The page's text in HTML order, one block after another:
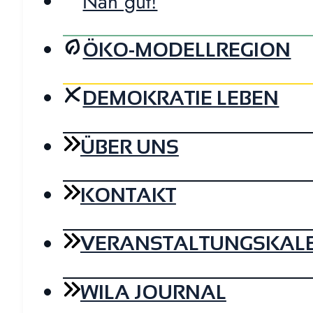
ÖKO-MODELLREGION
DEMOKRATIE LEBEN
ÜBER UNS
KONTAKT
WILA JOURNAL